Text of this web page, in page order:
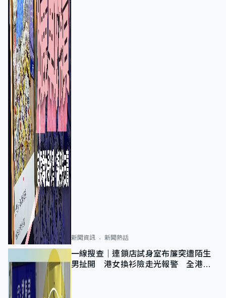
新聞資訊 新聞熱話
一線搜查｜連鎖店試身室布簾突遭陌生
男扯開 港女換衫險走光報警 全港分